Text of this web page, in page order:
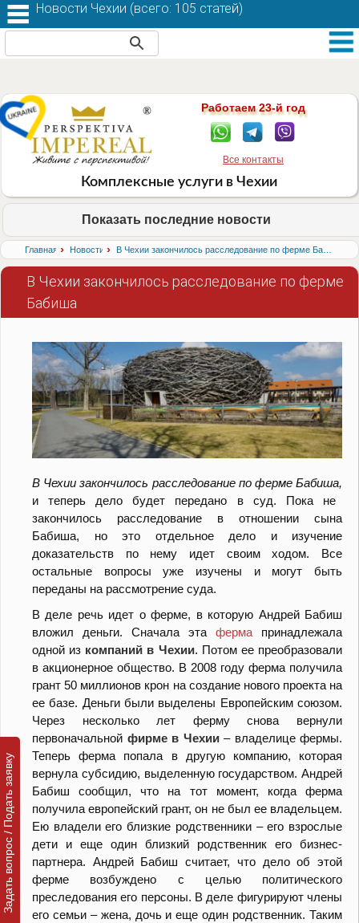
Работаем 23-й год
Все контакты
Комплексные услуги в Чехии
Показать последние новости
Главная › Новости › В Чехии закончилось расследование по ферме Бабиша
В Чехии закончилось расследование по ферме
Бабиша
В Чехии закончилось расследование по ферме Бабиша,
и теперь дело будет передано в суд. Пока не
закончилось расследование в отношении сына
Бабиша, но это отдельное дело и изучение
доказательств по нему идет своим ходом. Все
остальные вопросы уже изучены и могут быть
переданы на рассмотрение суда.
В деле речь идет о ферме, в которую Андрей Бабиш
вложил деньги. Сначала эта ферма принадлежала
одной из компаний в Чехии. Потом ее преобразовали
в акционерное общество. В 2008 году ферма получила
грант 50 миллионов крон на создание нового проекта на
ее базе. Деньги были выделены Европейским союзом.
Через несколько лет ферму снова вернули
первоначальной фирме в Чехии– владелице фермы.
Теперь ферма попала в другую компанию, которая
вернула субсидию, выделенную государством. Андрей
Бабиш сообщил, что на тот момент, когда ферма
получила европейский грант, он не был ее владельцем.
Ею владели его близкие родственники – его взрослые
дети и еще один близкий родственник его бизнес-
партнера. Андрей Бабиш считает, что дело об этой
ферме возбуждено с целью политического
преследования его персоны. В деле фигурируют члены
его семьи – жена, дочь и еще один родственник. Таким
Новости Чехии (всего: 105 статей)
Задать вопрос / Подать заявку